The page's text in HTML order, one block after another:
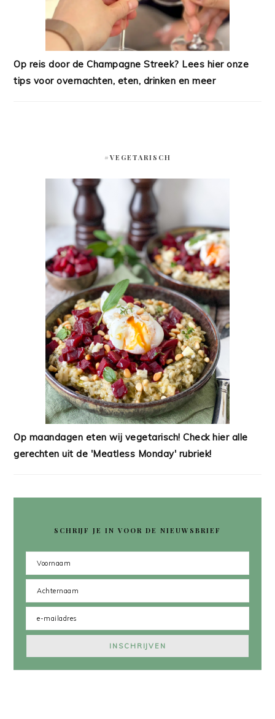
Op reis door de Champagne Streek? Lees hier onze
tips voor overnachten, eten, drinken en meer
#VEGETARISCH
Op maandagen eten wij vegetarisch! Check hier alle
gerechten uit de 'Meatless Monday' rubriek!
SCHRIJF JE IN VOOR DE NIEUWSBRIEF